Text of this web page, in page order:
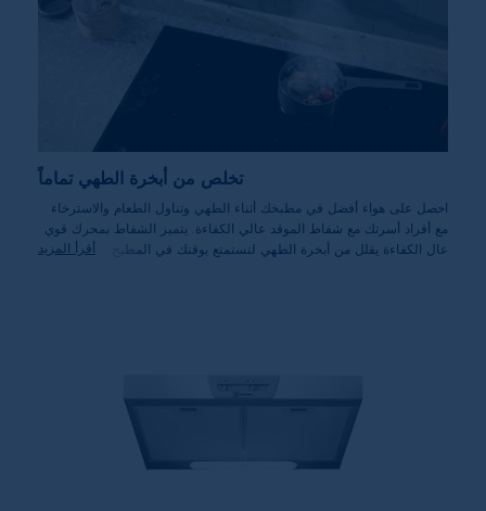
تخلص من أبخرة الطهي تماماً
احصل على هواء أفضل في مطبخك أثناء الطهي وتناول الطعام والاسترخاء
مع أفراد أسرتك مع شفاط الموقد عالي الكفاءة. يتميز الشفاط بمحرك قوي
عال الكفاءة يقلل من أبخرة الطهي لتستمتع بوقتك في المطبخ.
أقرأ المزيد